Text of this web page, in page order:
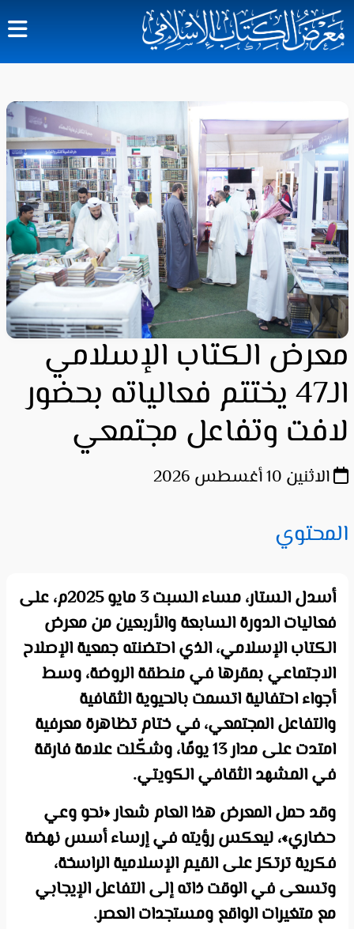
معرض الكتاب الإسلامي
الـ47 يختتم فعالياته بحضور
لافت وتفاعل مجتمعي
الاثنين 10 أغسطس 2026
المحتوي
أسدل الستار، مساء السبت 3 مايو 2025م، على
فعاليات الدورة السابعة والأربعين من معرض
الكتاب الإسلامي، الذي احتضنته جمعية الإصلاح
الاجتماعي بمقرها في منطقة الروضة، وسط
أجواء احتفالية اتسمت بالحيوية الثقافية
والتفاعل المجتمعي، في ختام تظاهرة معرفية
امتدت على مدار 13 يومًا، وشكّلت علامة فارقة
في المشهد الثقافي الكويتي.
وقد حمل المعرض هذا العام شعار «نحو وعي
حضاري»، ليعكس رؤيته في إرساء أسس نهضة
فكرية ترتكز على القيم الإسلامية الراسخة،
وتسعى في الوقت ذاته إلى التفاعل الإيجابي
مع متغيرات الواقع ومستجدات العصر.